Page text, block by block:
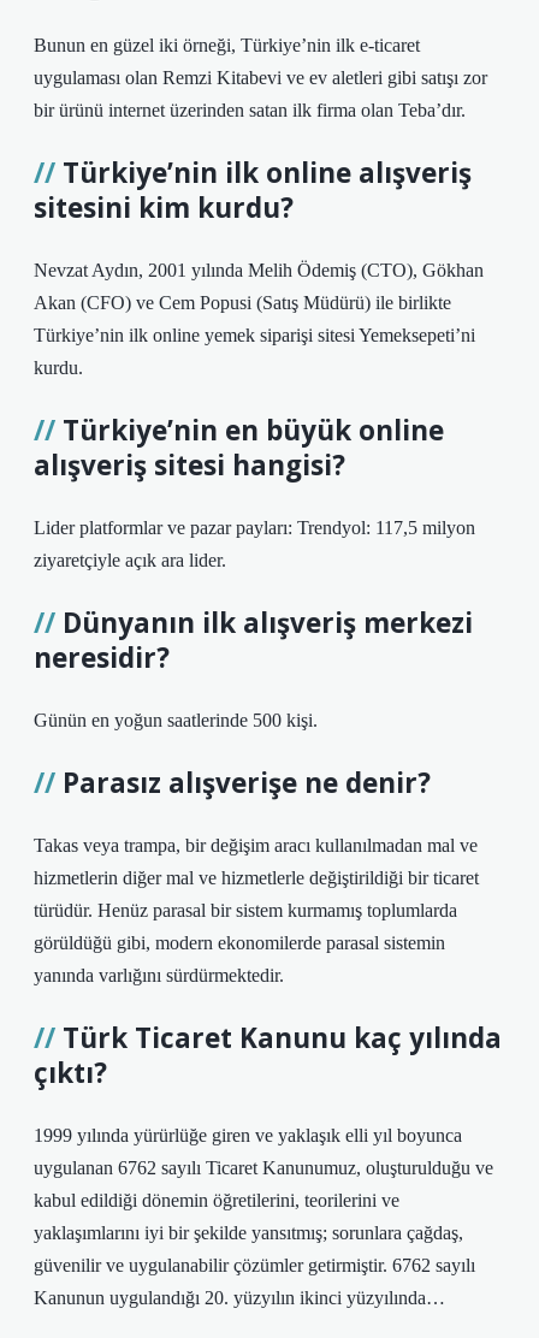
Bunun en güzel iki örneği, Türkiye’nin ilk e-ticaret
uygulaması olan Remzi Kitabevi ve ev aletleri gibi satışı zor
bir ürünü internet üzerinden satan ilk firma olan Teba’dır.
Türkiye’nin ilk online alışveriş
sitesini kim kurdu?
Nevzat Aydın, 2001 yılında Melih Ödemiş (CTO), Gökhan
Akan (CFO) ve Cem Popusi (Satış Müdürü) ile birlikte
Türkiye’nin ilk online yemek siparişi sitesi Yemeksepeti’ni
kurdu.
Türkiye’nin en büyük online
alışveriş sitesi hangisi?
Lider platformlar ve pazar payları: Trendyol: 117,5 milyon
ziyaretçiyle açık ara lider.
Dünyanın ilk alışveriş merkezi
neresidir?
Günün en yoğun saatlerinde 500 kişi.
Parasız alışverişe ne denir?
Takas veya trampa, bir değişim aracı kullanılmadan mal ve
hizmetlerin diğer mal ve hizmetlerle değiştirildiği bir ticaret
türüdür. Henüz parasal bir sistem kurmamış toplumlarda
görüldüğü gibi, modern ekonomilerde parasal sistemin
yanında varlığını sürdürmektedir.
Türk Ticaret Kanunu kaç yılında
çıktı?
1999 yılında yürürlüğe giren ve yaklaşık elli yıl boyunca
uygulanan 6762 sayılı Ticaret Kanunumuz, oluşturulduğu ve
kabul edildiği dönemin öğretilerini, teorilerini ve
yaklaşımlarını iyi bir şekilde yansıtmış; sorunlara çağdaş,
güvenilir ve uygulanabilir çözümler getirmiştir. 6762 sayılı
Kanunun uygulandığı 20. yüzyılın ikinci yüzyılında…